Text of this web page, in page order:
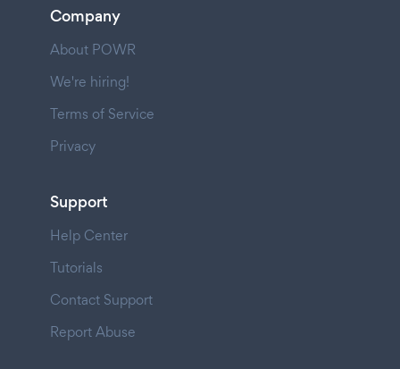
Company
About POWR
We're hiring!
Terms of Service
Privacy
Support
Help Center
Tutorials
Contact Support
Report Abuse